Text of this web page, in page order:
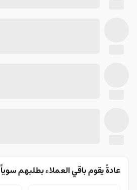
عادةً يقوم باقي العملاء بطلبهم سوياًً